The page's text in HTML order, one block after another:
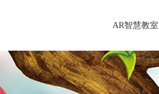
AR智慧教室